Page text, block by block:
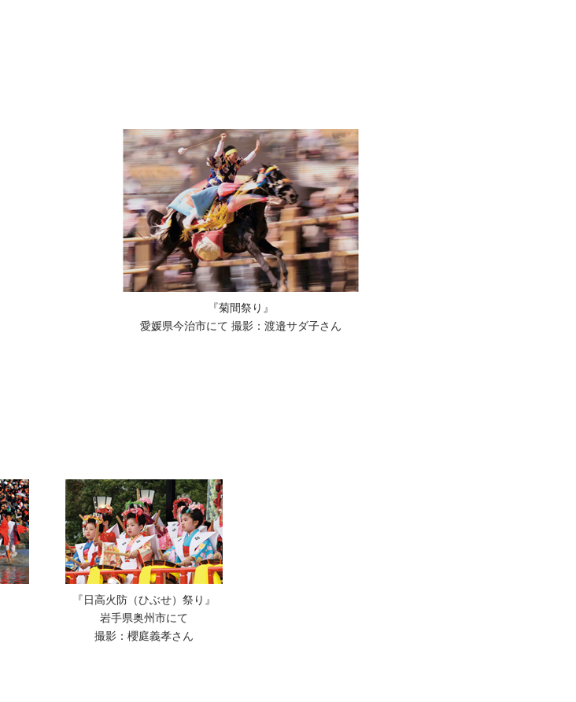
『菊間祭り』
愛媛県今治市にて 撮影：渡邉サダ子さん
『日高火防（ひぶせ）祭り』
岩手県奥州市にて
撮影：櫻庭義孝さん